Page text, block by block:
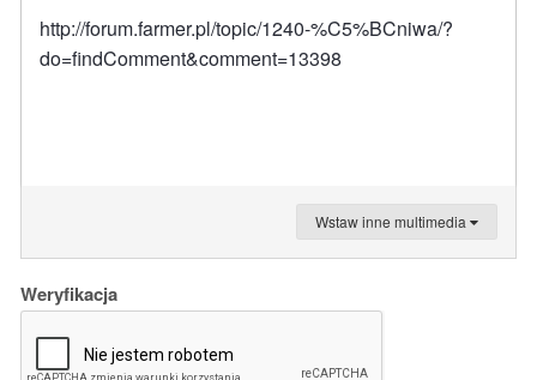
http://forum.farmer.pl/topic/1240-%C5%BCniwa/?
do=findComment&comment=13398
Wstaw inne multimedia
Weryfikacja